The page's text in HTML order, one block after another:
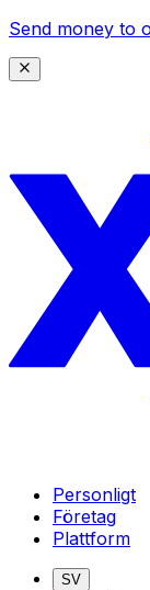
Send money to
Personligt
Företag
Plattform
SV